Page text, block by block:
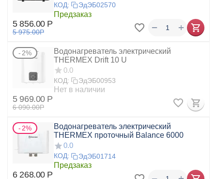
КОД: ЭдЭБ02570
Предзаказ
5 856.00 Р
5 975.00Р +
−
2%
Водонагреватель электрический
THERMEX Drift 10 U
0.0
КОД: ЭдЭБ00953
Нет в наличии
5 969.00 Р
6 090.00Р
2%
Водонагреватель электрический
THERMEX проточный Balance 6000
0.0
КОД: ЭдЭБ01714
Предзаказ
6 268.00 Р